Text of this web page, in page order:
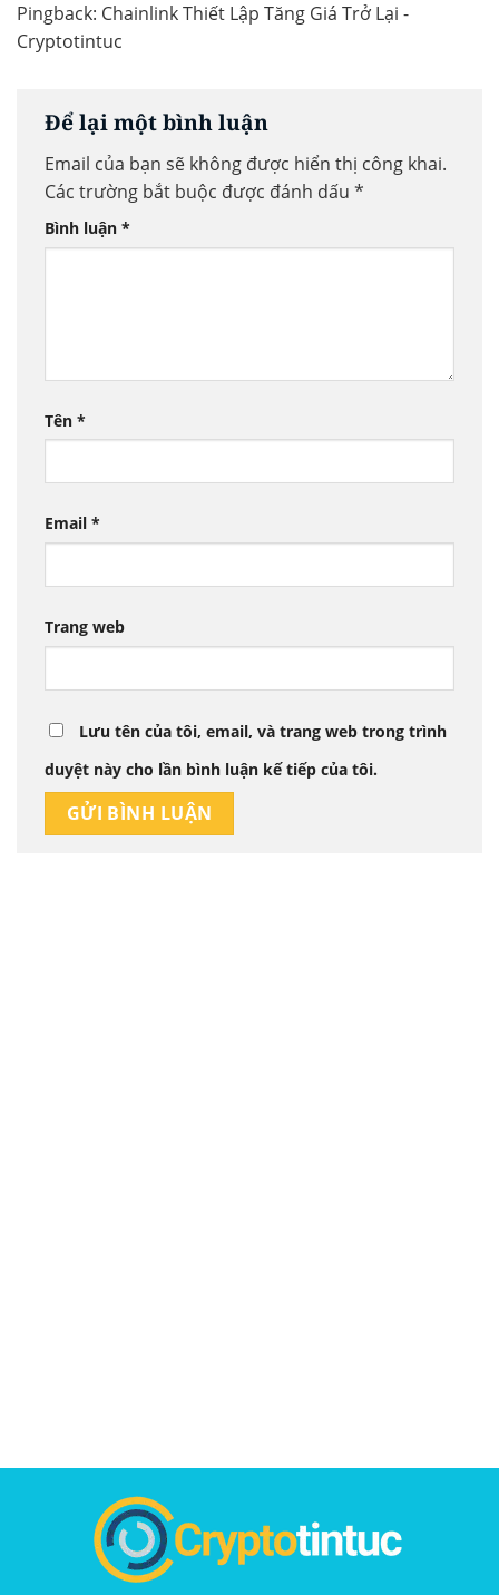
Pingback: Chainlink Thiết Lập Tăng Giá Trở Lại -
Cryptotintuc
Để lại một bình luận
Email của bạn sẽ không được hiển thị công khai.
Các trường bắt buộc được đánh dấu *
Bình luận *
Tên *
Email *
Trang web
Lưu tên của tôi, email, và trang web trong trình
duyệt này cho lần bình luận kế tiếp của tôi.